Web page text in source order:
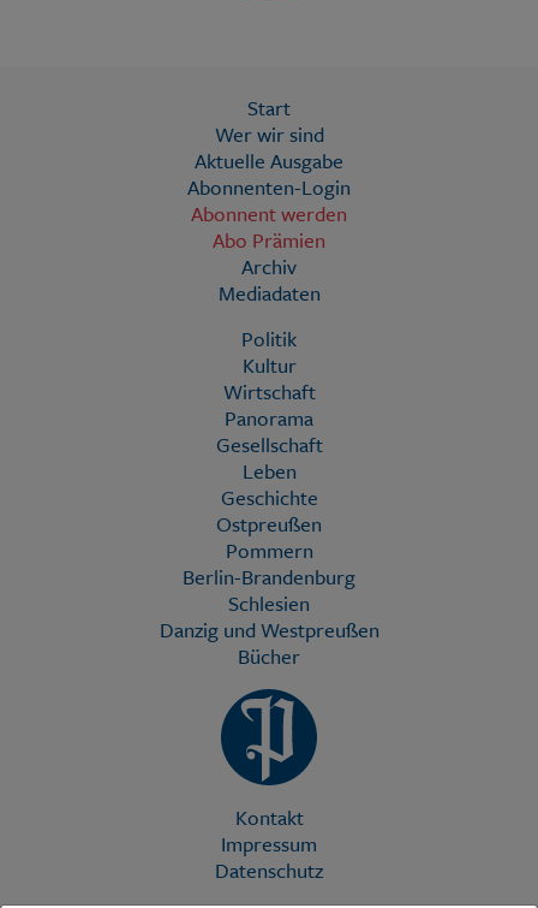
Start
Wer wir sind
Aktuelle Ausgabe
Abonnenten-Login
Abonnent werden
Abo Prämien
Archiv
Mediadaten
Politik
Kultur
Wirtschaft
Panorama
Gesellschaft
Leben
Geschichte
Ostpreußen
Pommern
Berlin-Brandenburg
Schlesien
Danzig und Westpreußen
Bücher
Kontakt
Impressum
Datenschutz